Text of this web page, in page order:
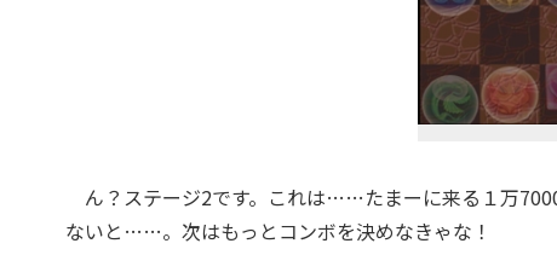
ん？ステージ2です。これは……たまーに来る１万
ないと……。次はもっとコンボを決めなきゃな！